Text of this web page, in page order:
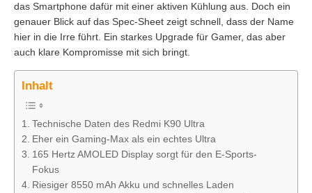
das Smartphone dafür mit einer aktiven Kühlung aus. Doch ein
genauer Blick auf das Spec-Sheet zeigt schnell, dass der Name
hier in die Irre führt. Ein starkes Upgrade für Gamer, das aber
auch klare Kompromisse mit sich bringt.
Inhalt
Technische Daten des Redmi K90 Ultra
Eher ein Gaming-Max als ein echtes Ultra
165 Hertz AMOLED Display sorgt für den E-Sports-
Fokus
Riesiger 8550 mAh Akku und schnelles Laden